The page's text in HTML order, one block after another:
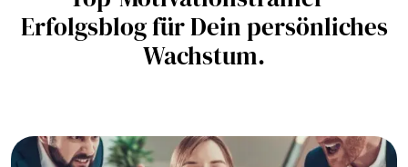
Erfolgsblog für Dein persönliches
Wachstum.